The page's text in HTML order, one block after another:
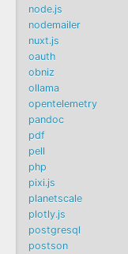
node.js
nodemailer
nuxt.js
oauth
obniz
ollama
opentelemetry
pandoc
pdf
pell
php
pixi.js
planetscale
plotly.js
postgresql
postson